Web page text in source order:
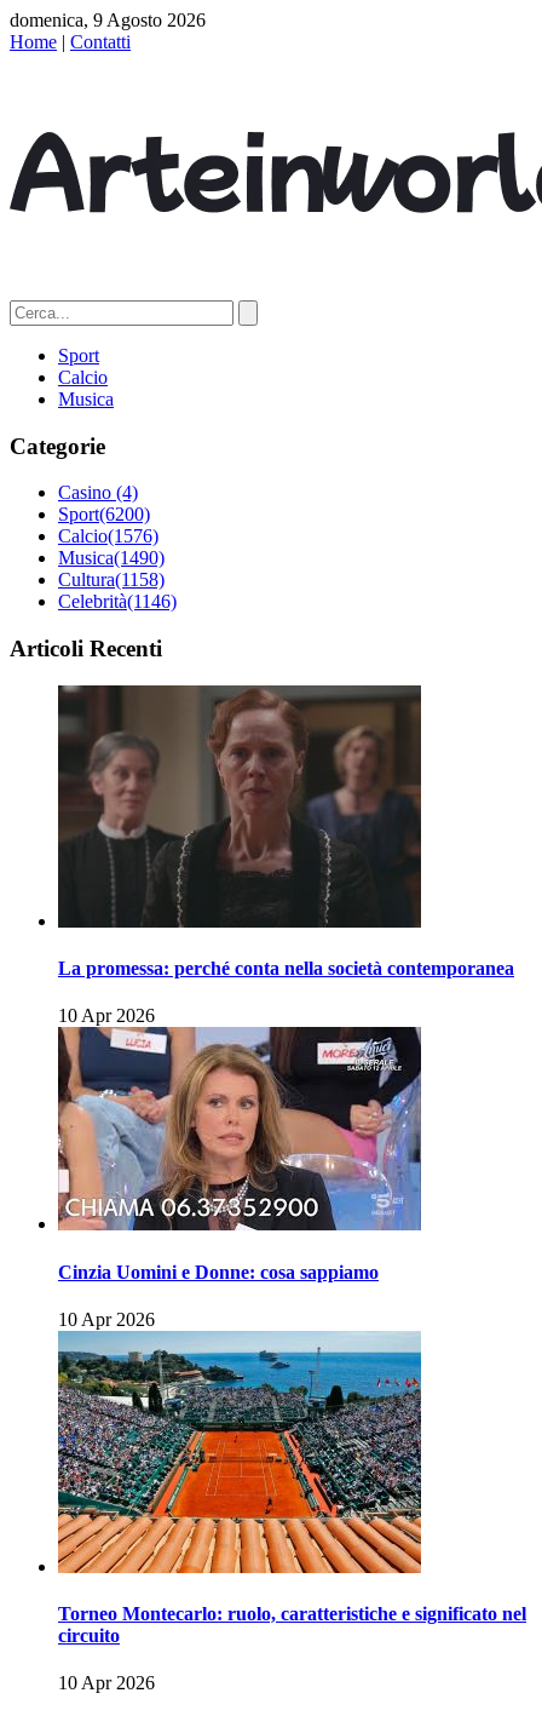
domenica, 9 Agosto 2026
Home | Contatti
Sport
Calcio
Musica
Categorie
Casino (4)
Sport(6200)
Calcio(1576)
Musica(1490)
Cultura(1158)
Celebrità(1146)
Articoli Recenti
La promessa: perché conta nella società contemporanea
10 Apr 2026
Cinzia Uomini e Donne: cosa sappiamo
10 Apr 2026
Torneo Montecarlo: ruolo, caratteristiche e significato nel
circuito
10 Apr 2026